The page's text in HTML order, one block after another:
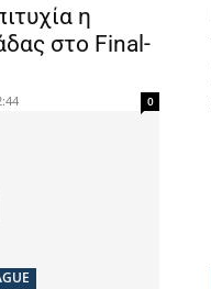
η
στο Final-
0